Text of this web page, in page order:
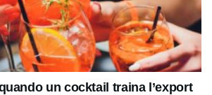
un cocktail traina l’export